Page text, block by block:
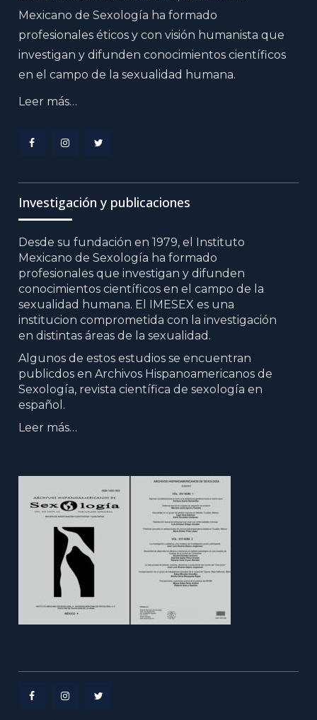
Mexicano de Sexología ha formado
profesionales éticos y con visión humanista que
investigan y difunden conocimientos científicos
en el campo de la sexualidad humana.
Leer más…
Item Item Item
Investigación y publicaciones
Desde su fundación en 1979, el Instituto
Mexicano de Sexología ha formado
profesionales que investigan y difunden
conocimientos científicos en el campo de la
sexualidad humana. El IMESEX es una
institucion comprometida con la investigación
en distintas áreas de la sexualidad.
Algunos de estos estudios se encuentran
publicdos en Archivos Hispanoamericanos de
Sexología, revista científica de sexología en
español.
Leer más…